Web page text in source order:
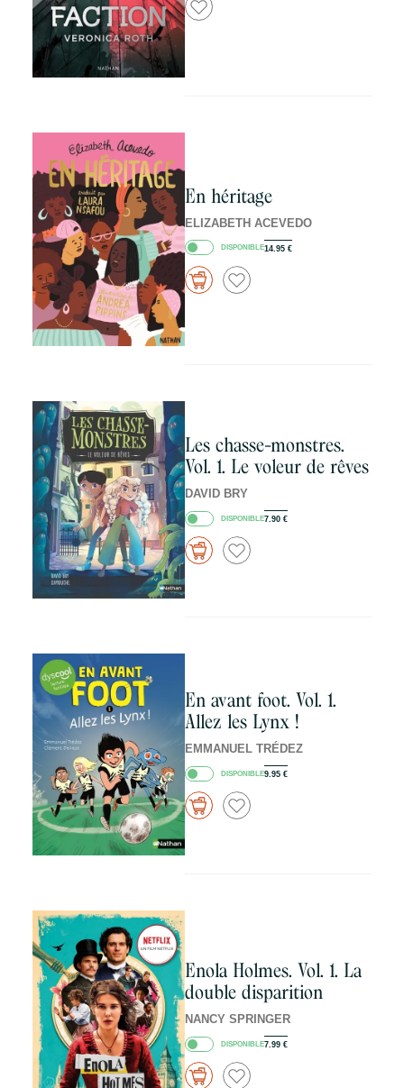
En héritage
ELIZABETH ACEVEDO
DISPONIBLE14.95 €
Les chasse-monstres.
Vol. 1. Le voleur de rêves
DAVID BRY
DISPONIBLE7.90 €
En avant foot. Vol. 1.
Allez les Lynx !
EMMANUEL TRÉDEZ
DISPONIBLE9.95 €
Enola Holmes. Vol. 1. La
double disparition
NANCY SPRINGER
DISPONIBLE7.99 €